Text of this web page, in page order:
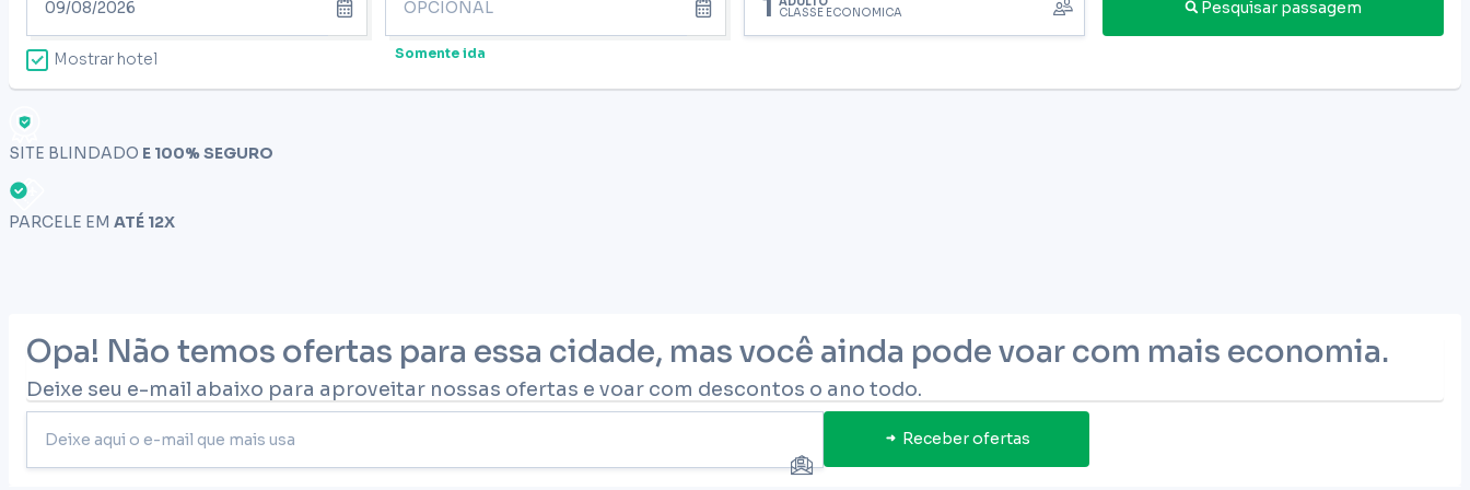
Somente ida
Mostrar hotel
1 CLASSE ECONÔMICA Pesquisar passagem
SITE BLINDADO E 100% SEGURO
PARCELE EM ATÉ 12X
Opa! Não temos ofertas para essa cidade, mas você ainda pode voar com mais economia.
Deixe seu e-mail abaixo para aproveitar nossas ofertas e voar com descontos o ano todo.
Receber ofertas